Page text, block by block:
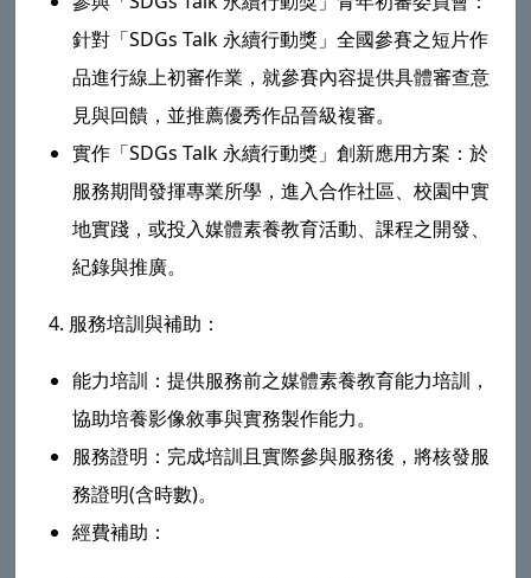
針對「SDGs Talk 永續行動獎」全國參賽之短片作
品進行線上初審作業，就參賽內容提供具體審查意
見與回饋，並推薦優秀作品晉級複審。
實作「SDGs Talk 永續行動獎」創新應用方案：於
服務期間發揮專業所學，進入合作社區、校園中實
地實踐，或投入媒體素養教育活動、課程之開發、
紀錄與推廣。
4. 服務培訓與補助：
能力培訓：提供服務前之媒體素養教育能力培訓，
協助培養影像敘事與實務製作能力。
服務證明：完成培訓且實際參與服務後，將核發服
務證明(含時數)。
經費補助：